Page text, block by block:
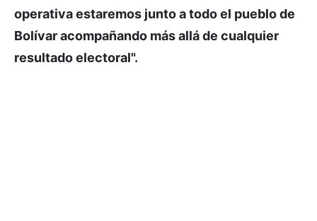
operativa estaremos junto a todo el pueblo de
Bolívar acompañando más allá de cualquier
resultado electoral".